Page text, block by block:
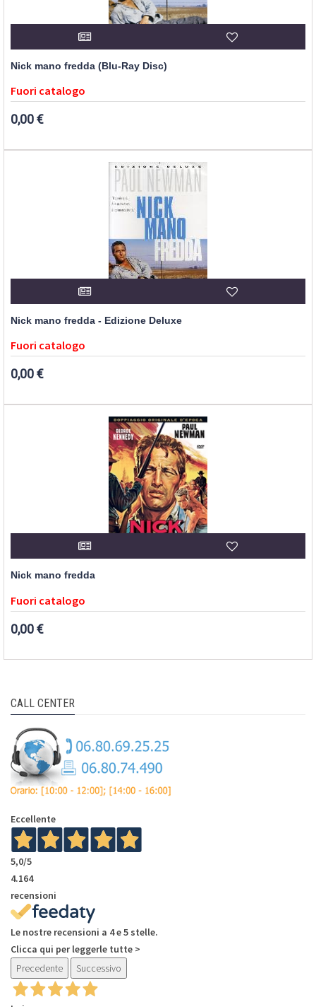
Nick mano fredda (Blu-Ray Disc)
Fuori catalogo
0,00 €
Nick mano fredda - Edizione Deluxe
Fuori catalogo
0,00 €
Nick mano fredda
Fuori catalogo
0,00 €
CALL CENTER
Eccellente
5,0/5
4.164
recensioni
Le nostre recensioni a 4 e 5 stelle.
Clicca qui per leggerle tutte >
Precedente
Successivo